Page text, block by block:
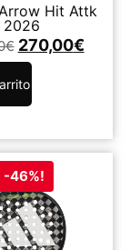
Hit Attk
2026
€ 270,00€
-46%!